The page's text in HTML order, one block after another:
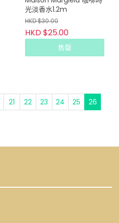
光淡香水1.2m
HKD $30.00
HKD $25.00
售罄
21 22 23 24 25
26